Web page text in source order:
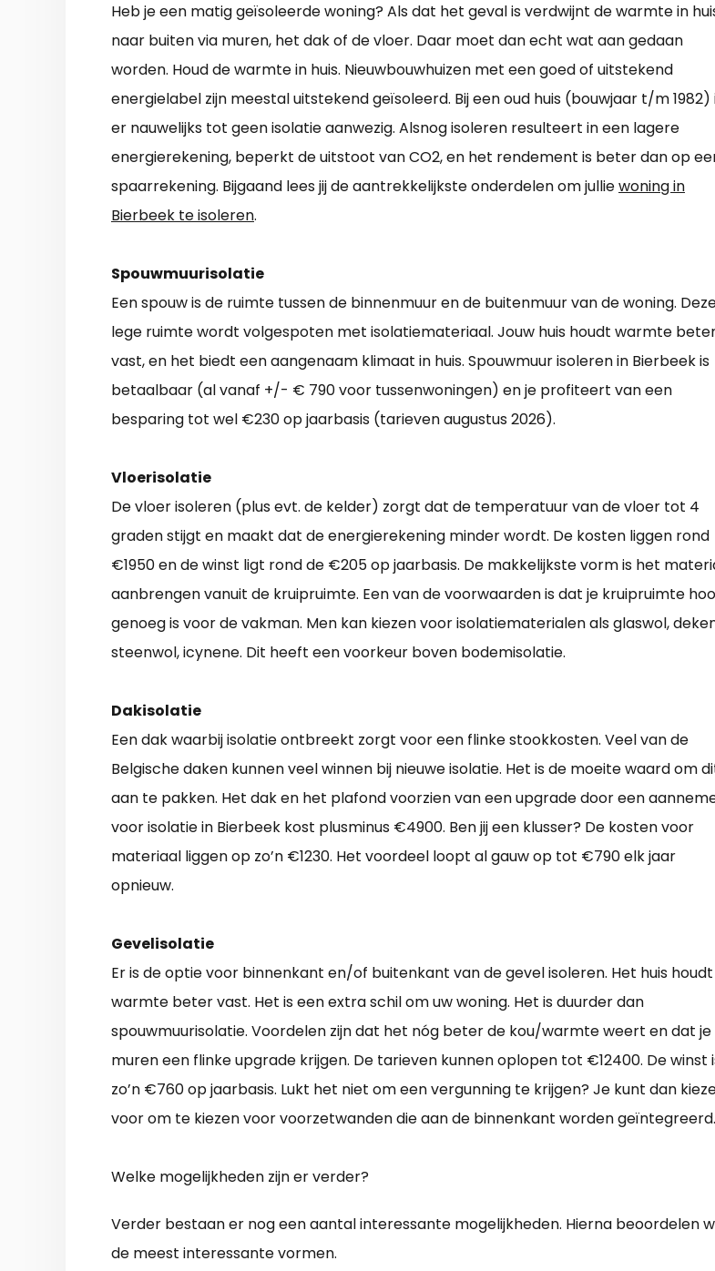
Heb je een matig geïsoleerde woning? Als dat het geval is verdwijnt de warmte in
naar buiten via muren, het dak of de vloer. Daar moet dan echt wat aan gedaan
worden. Houd de warmte in huis. Nieuwbouwhuizen met een goed of uitstekend
energielabel zijn meestal uitstekend geïsoleerd. Bij een oud huis (bouwjaar t/m 1982)
er nauwelijks tot geen isolatie aanwezig. Alsnog isoleren resulteert in een lagere
energierekening, beperkt de uitstoot van CO2, en het rendement is beter dan op
spaarrekening. Bijgaand lees jij de aantrekkelijkste onderdelen om julliewoning in
Bierbeek te isoleren.
Spouwmuurisolatie
Een spouw is de ruimte tussen de binnenmuur en de buitenmuur van de woning.
lege ruimte wordt volgespoten met isolatiemateriaal. Jouw huis houdt warmte
vast, en het biedt een aangenaam klimaat in huis. Spouwmuur isoleren in Bierbeek is
betaalbaar (al vanaf +/- € 790 voor tussenwoningen) en je profiteert van een
besparing tot wel €230 op jaarbasis (tarieven augustus 2026).
Vloerisolatie
De vloer isoleren (plus evt. de kelder) zorgt dat de temperatuur van de vloer tot 4
graden stijgt en maakt dat de energierekening minder wordt. De kosten liggen rond
€1950 en de winst ligt rond de €205 op jaarbasis. De makkelijkste vorm is het
aanbrengen vanuit de kruipruimte. Een van de voorwaarden is dat je kruipruimte
genoeg is voor de vakman. Men kan kiezen voor isolatiematerialen als glaswol,
steenwol, icynene. Dit heeft een voorkeur boven bodemisolatie.
Dakisolatie
Een dak waarbij isolatie ontbreekt zorgt voor een flinke stookkosten. Veel van de
Belgische daken kunnen veel winnen bij nieuwe isolatie. Het is de moeite waard om
aan te pakken. Het dak en het plafond voorzien van een upgrade door een
voor isolatie in Bierbeek kost plusminus €4900. Ben jij een klusser? De kosten voor
materiaal liggen op zo’n €1230. Het voordeel loopt al gauw op tot €790 elk jaar
opnieuw.
Gevelisolatie
Er is de optie voor binnenkant en/of buitenkant van de gevel isoleren. Het huis houdt
warmte beter vast. Het is een extra schil om uw woning. Het is duurder dan
spouwmuurisolatie. Voordelen zijn dat het nóg beter de kou/warmte weert en dat je
muren een flinke upgrade krijgen. De tarieven kunnen oplopen tot €12400. De winst
zo’n €760 op jaarbasis. Lukt het niet om een vergunning te krijgen? Je kunt dan
voor om te kiezen voor voorzetwanden die aan de binnenkant worden geïntegreerd.
Welke mogelijkheden zijn er verder?
Verder bestaan er nog een aantal interessante mogelijkheden. Hierna beoordelen
de meest interessante vormen.